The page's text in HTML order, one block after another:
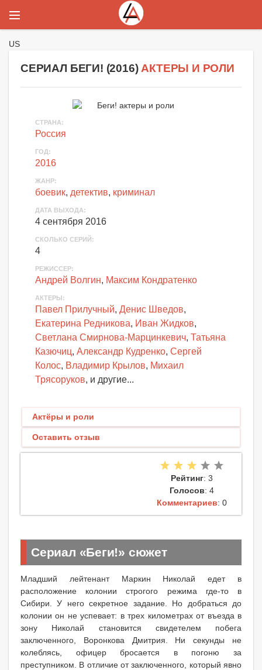
US
СЕРИАЛ БЕГИ! (2016) АКТЕРЫ И РОЛИ
СТРАНА:
Россия
ГОД:
2016
ЖАНР:
боевик, детектив, криминал
ДАТА ВЫХОДА:
4 сентября 2016
СКОЛЬКО СЕРИЙ:
4
РЕЖИССЕР:
Андрей Волгин, Максим Кондратенко
АКТЕРЫ:
Павел Прилучный, Денис Шведов,
Екатерина Редникова, Иван Жидков,
Светлана Смирнова-Марцинкевич, Татьяна
Казючиц, Александр Кудренко, Сергей
Колос, Владимир Крылов, Михаил
Трясоруков, и другие...
Актёры и роли
Оставить отзыв
Рейтинг: 3
Голосов: 4
Комментариев: 0
Сериал «Беги!» сюжет
Младший лейтенант Маркин Николай едет в
расположение колонии строгого режима где-то в
Сибири. У него секретное задание. Но добраться до
колонии он не успевает: в трех километрах от въезда в
зону Николай становится свидетелем побега
заключенного, Воронкова Дмитрия. Ни секунды не
колеблясь, офицер бросается в погоню за
преступником. В отличие от заключенного, который явно